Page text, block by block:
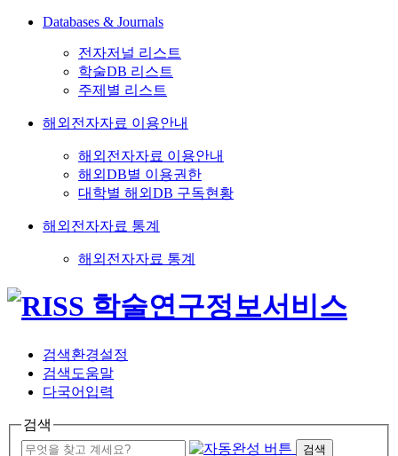
Databases & Journals
전자저널 리스트
학술DB 리스트
주제별 리스트
해외전자자료 이용안내
해외전자자료 이용안내
해외DB별 이용권한
대학별 해외DB 구독현황
해외전자자료 통계
해외전자자료 통계
검색환경설정
검색도움말
다국어입력
검색
검색